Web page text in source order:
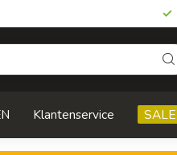
Klantenservice SALE